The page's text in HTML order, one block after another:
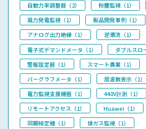
自動力率調整器（2）
粉塵監視（1）
風力発電監視（1）
製品開発事例（1）
アナログ出力絶縁（1）
逆潮流（1）
電子式デマンドメータ（1）
ダブルスロ
警報設定器（1）
スマート農業（1）
バーグラフメータ（1）
周波数表示（1）
電力監視支援機器（1）
440V計測（1）
リモートアクセス（1）
Huawei（1）
同期検定機（1）
排ガス監視（1）